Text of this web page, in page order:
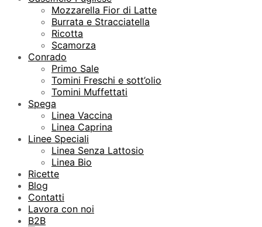
Mozzarella Fior di Latte
Burrata e Stracciatella
Ricotta
Scamorza
Conrado
Primo Sale
Tomini Freschi e sott’olio
Tomini Muffettati
Spega
Linea Vaccina
Linea Caprina
Linee Speciali
Linea Senza Lattosio
Linea Bio
Ricette
Blog
Contatti
Lavora con noi
B2B